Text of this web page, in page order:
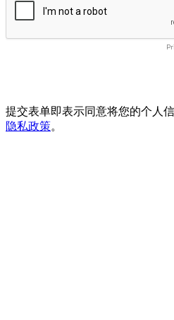
提交表单即表示同意将您的个人
隐私政策。